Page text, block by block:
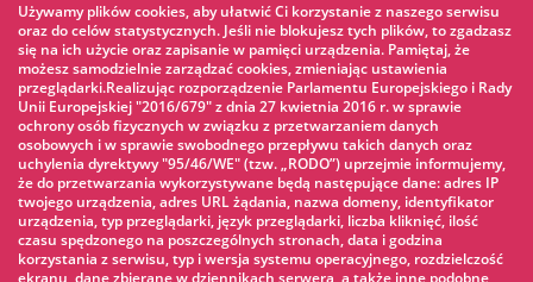
»
Sehenswertes
Seilpark »
Wasserpark »
Eisbahn »
KINOECK »
Museum »
Używamy plików cookies, aby ułatwić Ci korzystanie z naszego serwisu
oraz do celów statystycznych. Jeśli nie blokujesz tych plików, to zgadzasz
się na ich użycie oraz zapisanie w pamięci urządzenia. Pamiętaj, że
możesz samodzielnie zarządzać cookies, zmieniając ustawienia
przeglądarki.Realizując rozporządzenie Parlamentu Europejskiego i Rady
Unii Europejskiej "2016/679" z dnia 27 kwietnia 2016 r. w sprawie
ochrony osób fizycznych w związku z przetwarzaniem danych
osobowych i w sprawie swobodnego przepływu takich danych oraz
uchylenia dyrektywy "95/46/WE" (tzw. „RODO”) uprzejmie informujemy,
że do przetwarzania wykorzystywane będą następujące dane: adres IP
twojego urządzenia, adres URL żądania, nazwa domeny, identyfikator
urządzenia, typ przeglądarki, język przeglądarki, liczba kliknięć, ilość
czasu spędzonego na poszczególnych stronach, data i godzina
korzystania z serwisu, typ i wersja systemu operacyjnego, rozdzielczość
ekranu, dane zbierane w dziennikach serwera, a także inne podobne